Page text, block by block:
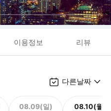
이용정보 리뷰
다른날짜
08.09(일) 08.10(월)